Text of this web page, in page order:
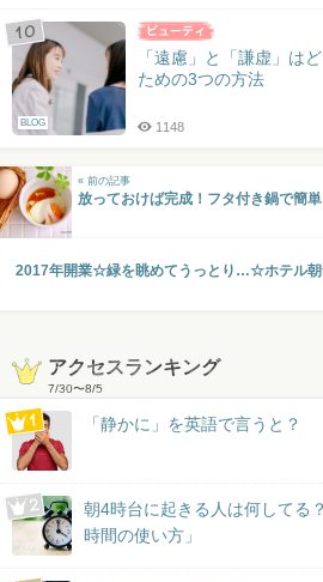
BLOG
「遠慮」と「謙虚」は
ための3つの方法
1148
« 前の記事
放っておけば完成！フタ付き鍋で簡
2017年開業☆緑を眺めてうっとり…☆ホテル朝
アクセスランキング
7/30〜8/5
「静かに」を英語で言うと？
朝4時台に起きる人は何してる
時間の使い方」